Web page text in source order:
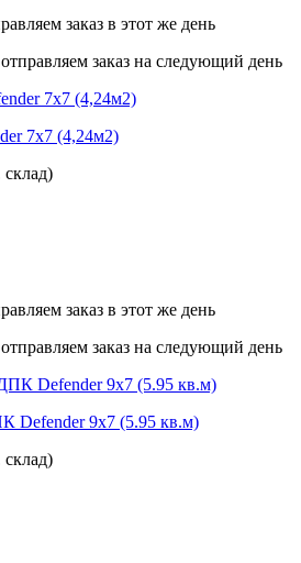
заказ в этот же день
отправляем заказ на следующий день
7х7 (4,24м2)
заказ в этот же день
отправляем заказ на следующий день
Defender 9х7 (5.95 кв.м)